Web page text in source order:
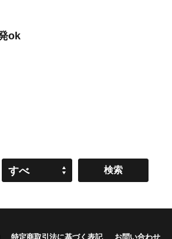
ok
すべ
特定商取引法に基づく表記 お問い合わせ